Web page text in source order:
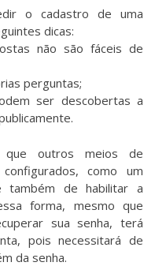
o cadastro de uma
dicas:
não são fáceis de
perguntas;
ser descobertas a
que outros meios de
como um
também de habilitar a
forma, mesmo que
sua senha, terá
pois necessitará de
da senha.